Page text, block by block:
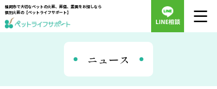
福岡市で大切なペットの火葬、葬儀、霊園をお探しなら
個別火葬の【ペットライフサポート】
LINE相談
ニュース